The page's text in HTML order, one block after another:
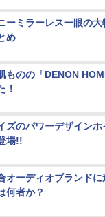
ーミラーレス一眼の
め
ものの「DENON
！
ズのパワーデザイン
場!!
オーディオブランド
何者か？